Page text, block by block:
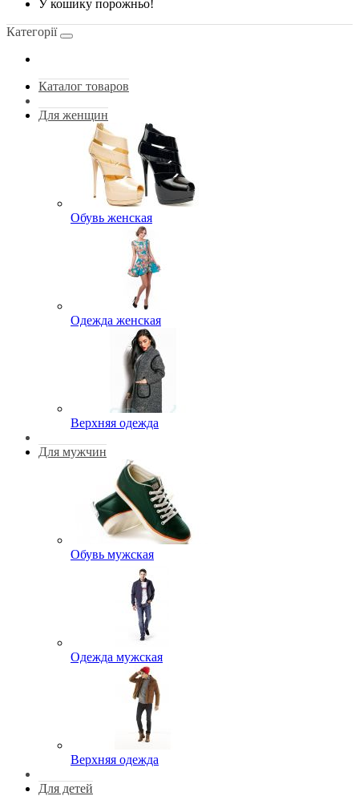
У кошику порожньо!
Категорії
Каталог товаров
Для женщин
Обувь женская
Одежда женская
Верхняя одежда
Для мужчин
Обувь мужская
Одежда мужская
Верхняя одежда
Для детей